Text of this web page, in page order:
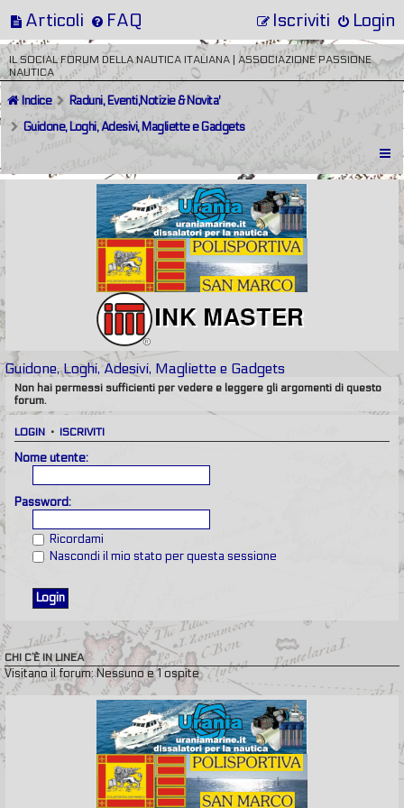
Articoli FAQ Login
Iscriviti
IL SOCIAL FORUM DELLA NAUTICA ITALIANA | ASSOCIAZIONE PASSIONE
NAUTICA
Indice
Raduni, Eventi,Notizie & Novita'
Guidone, Loghi, Adesivi, Magliette e Gadgets
Guidone, Loghi, Adesivi, Magliette e Gadgets
Non hai permessi sufficienti per vedere e leggere gli argomenti di questo
forum.
LOGIN • ISCRIVITI
Nome utente:
Password:
Ricordami
Nascondi il mio stato per questa sessione
CHI C’È IN LINEA
Visitano il forum: Nessuno e 1 ospite